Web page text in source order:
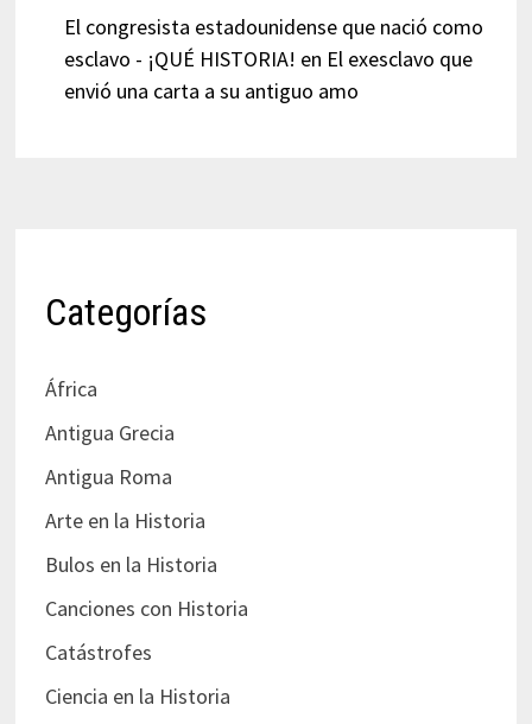
El congresista estadounidense que nació como
esclavo - ¡QUÉ HISTORIA! en El exesclavo que
envió una carta a su antiguo amo
Categorías
África
Antigua Grecia
Antigua Roma
Arte en la Historia
Bulos en la Historia
Canciones con Historia
Catástrofes
Ciencia en la Historia